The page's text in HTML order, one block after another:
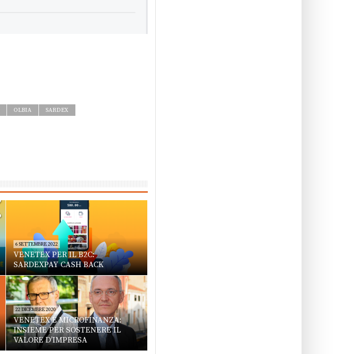
OLBIA SARDEX
6 SETTEMBRE 2022
VENETEX PER IL B2C:
SARDEXPAY CASH BACK
22 DICEMBRE 2020
VENETEX E MICROFINANZA:
INSIEME PER SOSTENERE IL
VALORE D’IMPRESA